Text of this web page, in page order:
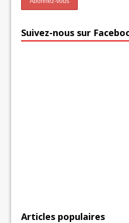
Suivez-nous sur
Articles populaires